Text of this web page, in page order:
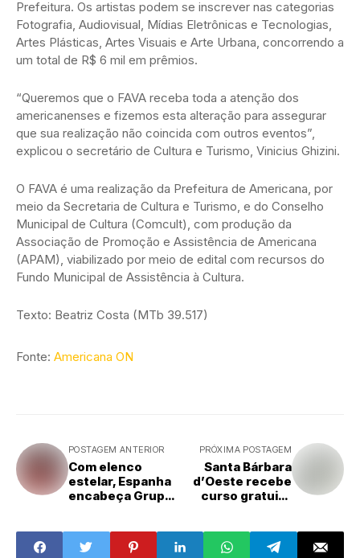
Prefeitura. Os artistas podem se inscrever nas categorias
Fotografia, Audiovisual, Mídias Eletrônicas e Tecnologias,
Artes Plásticas, Artes Visuais e Arte Urbana, concorrendo a
um total de R$ 6 mil em prêmios.
“Queremos que o FAVA receba toda a atenção dos
americanenses e fizemos esta alteração para assegurar
que sua realização não coincida com outros eventos”,
explicou o secretário de Cultura e Turismo, Vinicius Ghizini.
O FAVA é uma realização da Prefeitura de Americana, por
meio da Secretaria de Cultura e Turismo, e do Conselho
Municipal de Cultura (Comcult), com produção da
Associação de Promoção e Assistência de Americana
(APAM), viabilizado por meio de edital com recursos do
Fundo Municipal de Assistência à Cultura.
Texto: Beatriz Costa (MTb 39.517)
Fonte: Americana ON
POSTAGEM ANTERIOR
Com elenco
estelar, Espanha
encabeça Grupo
PRÓXIMA POSTAGEM
Santa Bárbara
d’Oeste recebe
curso gratuito
Tanque
Escavado"